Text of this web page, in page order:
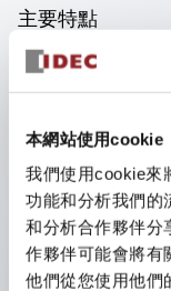
本網站使用cookie
我們使用cookie來
功能和分析我們的
和分析合作夥伴分
作夥伴可能會將有
他們從您使用他們
主要特點
操作面板的凹凸
豐富的顏色變化
優秀的防水性能
按鈕開關、選擇
邊框顏色有黑色
LED照明帶來明